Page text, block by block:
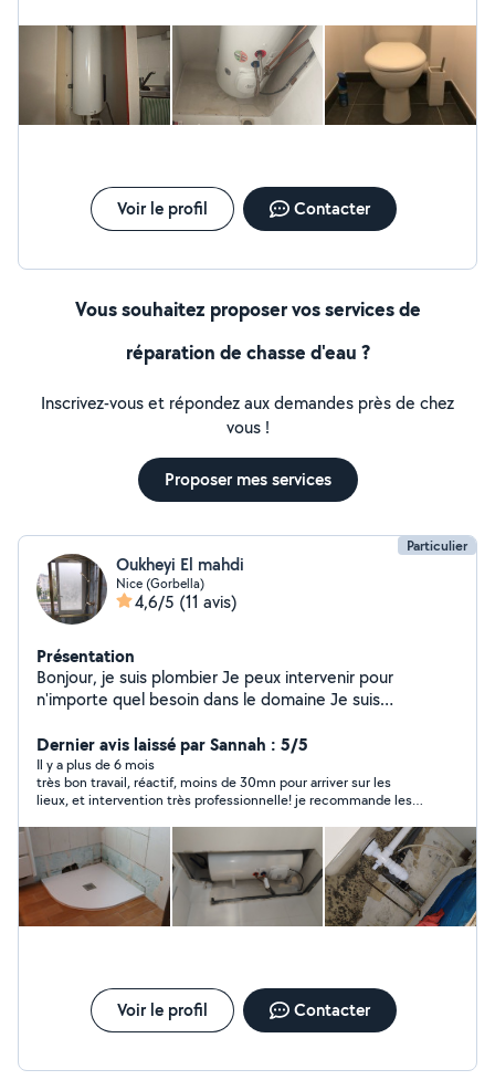
Voir le profil Contacter
Vous souhaitez proposer vos services de
réparation de chasse d'eau ?
Inscrivez-vous et répondez aux demandes près de chez
vous !
Proposer mes services
Particulier
Oukheyi El mahdi
Nice (Gorbella)
4,6/5 (11 avis)
Présentation
Bonjour, je suis plombier Je peux intervenir pour
n'importe quel besoin dans le domaine Je suis
Dernier avis laissé par Sannah : 5/5
Il y a plus de 6 mois
très bon travail, réactif, moins de 30mn pour arriver sur les
lieux, et intervention très professionnelle! je recommande les
Voir le profil Contacter